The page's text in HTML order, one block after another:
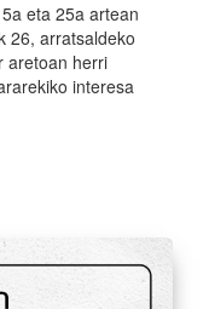
eta 25a artean
26, arratsaldeko
aretoan herri
interesa